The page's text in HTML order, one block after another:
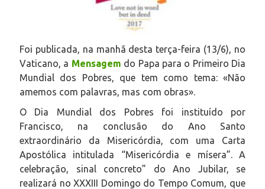
Foi publicada, na manhã desta terça-feira (13/6), no
Vaticano, a Mensagem do Papa para o Primeiro Dia
Mundial dos Pobres, que tem como tema: «Não
amemos com palavras, mas com obras».
O Dia Mundial dos Pobres foi instituído por
Francisco, na conclusão do Ano Santo
extraordinário da Misericórdia, com uma Carta
Apostólica intitulada “Misericórdia e mísera”. A
celebração, sinal concreto” do Ano Jubilar, se
realizará no XXXIII Domingo do Tempo Comum, que